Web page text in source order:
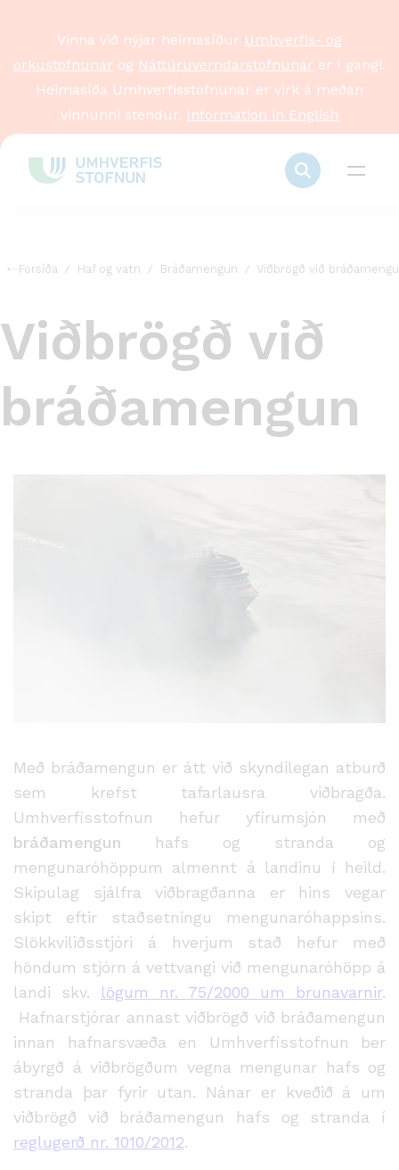
Vinna við nýjar heimasíður Umhverfis- og
orkustofnunar og Náttúruverndarstofnunar er í gangi.
Heimasíða Umhverfisstofnunar er virk á meðan
vinnunni stendur. Information in English
Forsíða Haf og vatn Bráðamengun Viðbrögð við
Viðbrögð við
bráðamengun
Með bráðamengun er átt við skyndilegan atburð
sem krefst tafarlausra viðbragða.
Umhverfisstofnun hefur yfirumsjón með
bráðamengun hafs og stranda og
mengunaróhöppum almennt á landinu í heild.
Skipulag sjálfra viðbragðanna er hins vegar
skipt eftir staðsetningu mengunaróhappsins.
Slökkviliðsstjóri á hverjum stað hefur með
höndum stjórn á vettvangi við mengunaróhöpp á
landi skv. lögum nr. 75/2000 um brunavarnir.
Hafnarstjórar annast viðbrögð við bráðamengun
innan hafnarsvæða en Umhverfisstofnun ber
ábyrgð á viðbrögðum vegna mengunar hafs og
stranda þar fyrir utan. Nánar er kveðið á um
viðbrögð við bráðamengun hafs og stranda í
reglugerð nr. 1010/2012.